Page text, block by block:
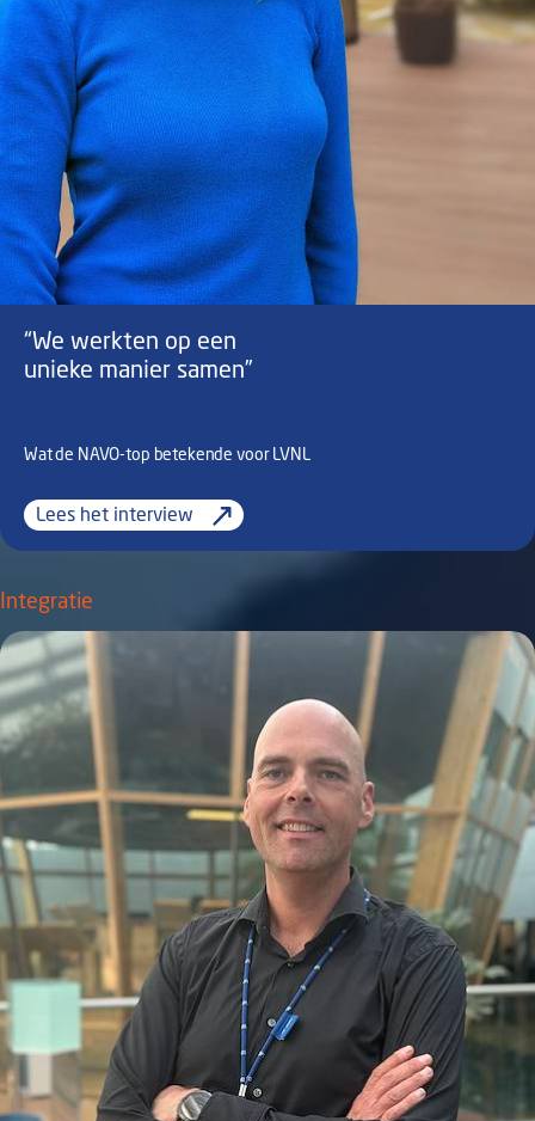
“We werkten op een
unieke manier samen”
Wat de NAVO-top betekende voor LVNL
Lees het interview
Integratie